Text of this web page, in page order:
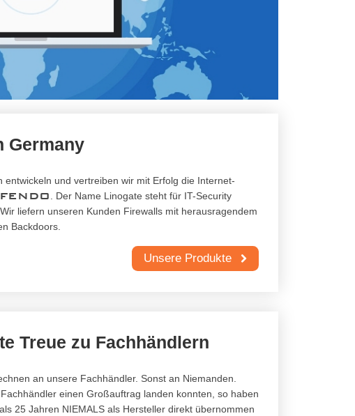
Germany
entwickeln und vertreiben wir mit Erfolg die Internet-
. Der Name Linogate steht für IT-Security
liefern unseren Kunden Firewalls mit herausragendem
Backdoors.
Unsere Produkte
Treue zu Fachhändlern
an unsere Fachhändler. Sonst an Niemanden.
einen Großauftrag landen konnten, so haben
25 Jahren NIEMALS als Hersteller direkt übernommen